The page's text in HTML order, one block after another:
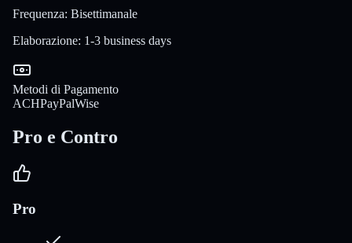
Frequenza: Bisettimanale
Elaborazione: 1-3 business days
Metodi di Pagamento
ACHPayPalWise
Pro e Contro
Pro